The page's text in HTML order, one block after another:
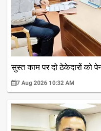
सुस्त काम पर दो ठेकेदारों को
7 Aug 2026 10:32 AM